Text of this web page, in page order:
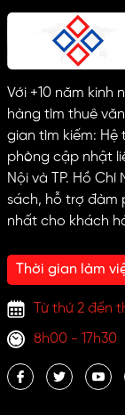
Với +10 năm kinh
hàng tìm thuê
gian tìm kiếm: Hệ
phòng cập nhật
Nội và TP. Hồ
sách, hỗ trợ đàm
nhất cho khách
Thời gian làm
Từ thứ 2 đến
8h00 - 17h30